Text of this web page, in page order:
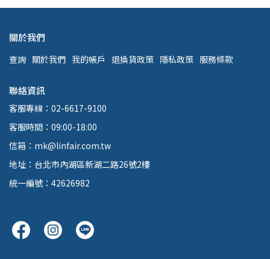
關於我們
查詢 關於我們 我的帳戶 退換貨政策 隱私政策 服務條款
聯絡資訊
客服專線：02-6617-9100
客服時間：09:00-18:00
信箱：mk@linfair.com.tw
地址：台北市內湖區新湖二路26號2樓
統一編號：42626982